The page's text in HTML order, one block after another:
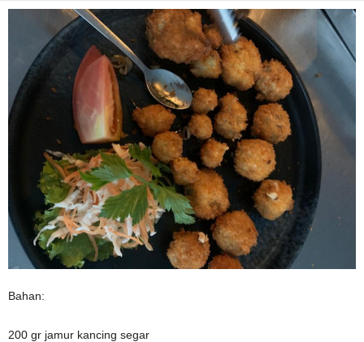
Bahan:
200 gr jamur kancing segar